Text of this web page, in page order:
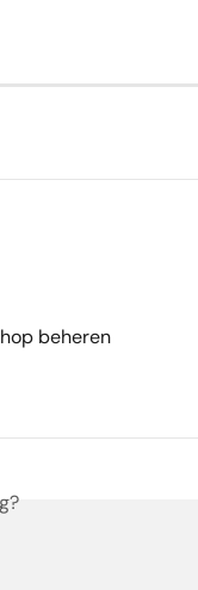
beheren